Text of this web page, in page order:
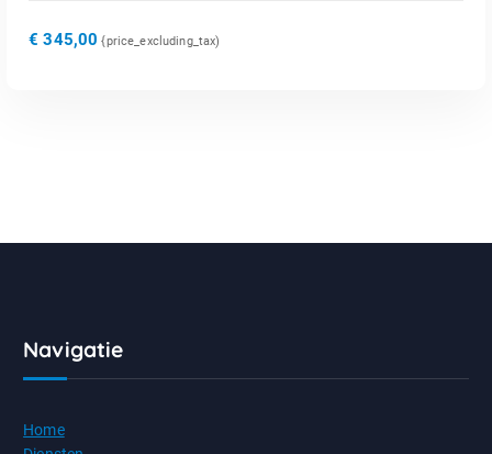
€ 345,00 {price_excluding_tax)
Navigatie
Home